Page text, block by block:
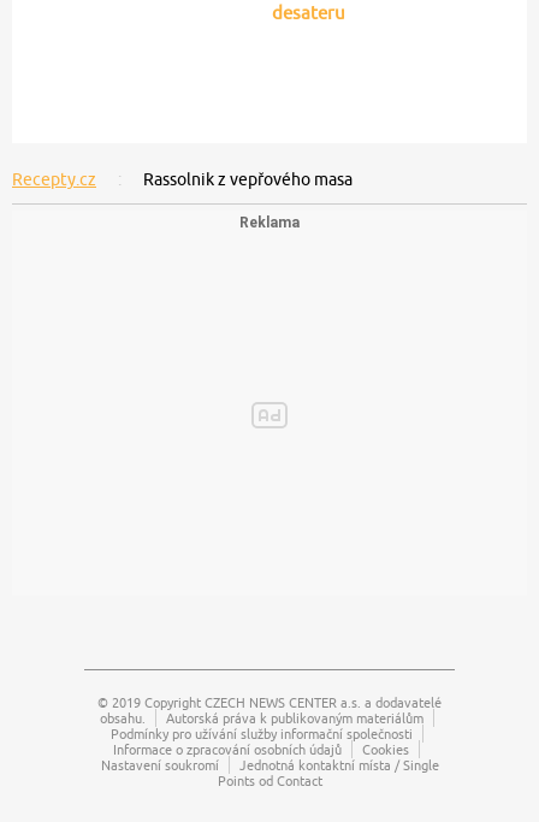
desateru
Recepty.cz Rassolnik z vepřového masa
© 2019 Copyright CZECH NEWS CENTER a.s. a dodavatelé
obsahu.
Autorská práva k publikovaným materiálům
Podmínky pro užívání služby informační společnosti
Informace o zpracování osobních údajů
Cookies
Nastavení soukromí
Jednotná kontaktní místa / Single
Points od Contact